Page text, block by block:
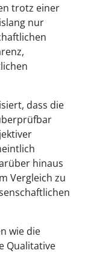
trotz einer
nur
dass die
hinaus
Vergleich zu
wie die
Qualitative